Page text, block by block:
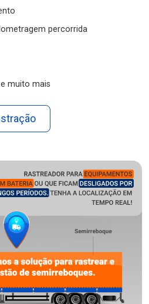
percorrida
muito mais